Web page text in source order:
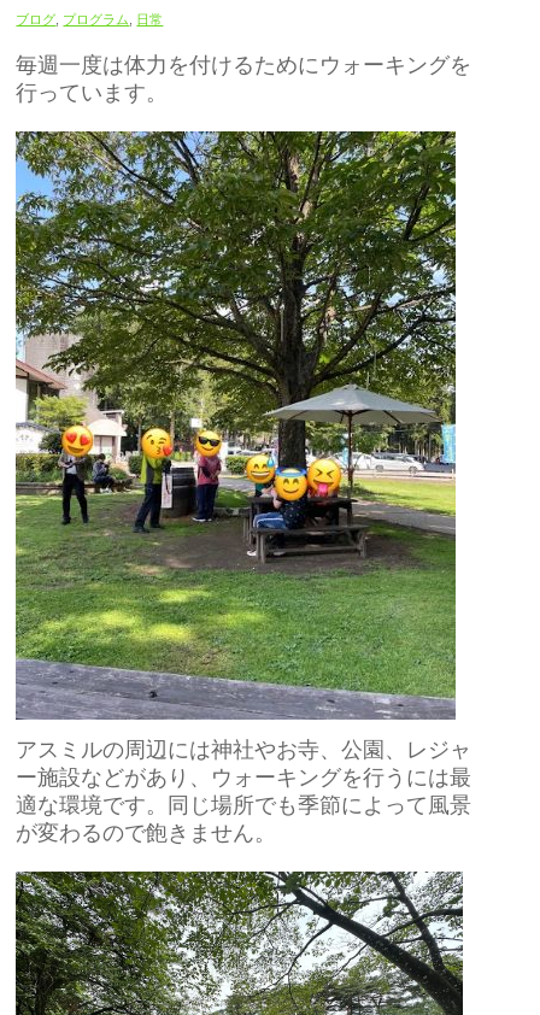
ブログ プログラム 日常
毎週一度は体力を付けるためにウォーキングを
行っています。
アスミルの周辺には神社やお寺、公園、レジャ
ー施設などがあり、ウォーキングを行うには最
適な環境です。同じ場所でも季節によって風景
が変わるので飽きません。